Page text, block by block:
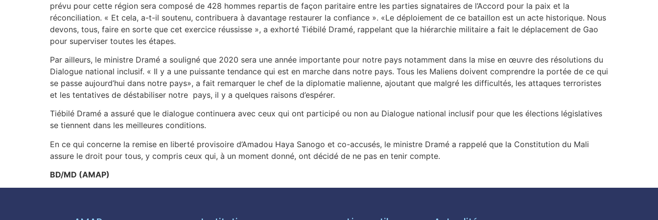
prévu pour cette région sera composé de 428 hommes repartis de façon paritaire entre les parties signataires de l’Accord pour la paix et la
réconciliation. « Et cela, a-t-il soutenu, contribuera à davantage restaurer la confiance ». «Le déploiement de ce bataillon est un acte historique. Nous
devons, tous, faire en sorte que cet exercice réussisse », a exhorté Tiébilé Dramé, rappelant que la hiérarchie militaire a fait le déplacement de Gao
pour superviser toutes les étapes.
Par ailleurs, le ministre Dramé a souligné que 2020 sera une année importante pour notre pays notamment dans la mise en œuvre des résolutions du
Dialogue national inclusif. « Il y a une puissante tendance qui est en marche dans notre pays. Tous les Maliens doivent comprendre la portée de ce qui
se passe aujourd’hui dans notre pays», a fait remarquer le chef de la diplomatie malienne, ajoutant que malgré les difficultés, les attaques terroristes
et les tentatives de déstabiliser notre pays, il y a quelques raisons d’espérer.
Tiébilé Dramé a assuré que le dialogue continuera avec ceux qui ont participé ou non au Dialogue national inclusif pour que les élections législatives
se tiennent dans les meilleures conditions.
En ce qui concerne la remise en liberté provisoire d’Amadou Haya Sanogo et co-accusés, le ministre Dramé a rappelé que la Constitution du Mali
assure le droit pour tous, y compris ceux qui, à un moment donné, ont décidé de ne pas en tenir compte.
BD/MD (AMAP)